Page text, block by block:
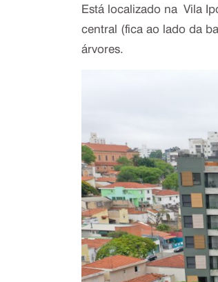
Está localizado na Vila
central (fica ao lado da
árvores.